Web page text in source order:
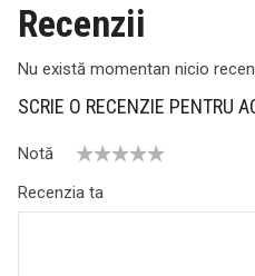
Recenzii
Nu există momentan nicio
SCRIE O RECENZIE PENTRU
Notă
Recenzia ta